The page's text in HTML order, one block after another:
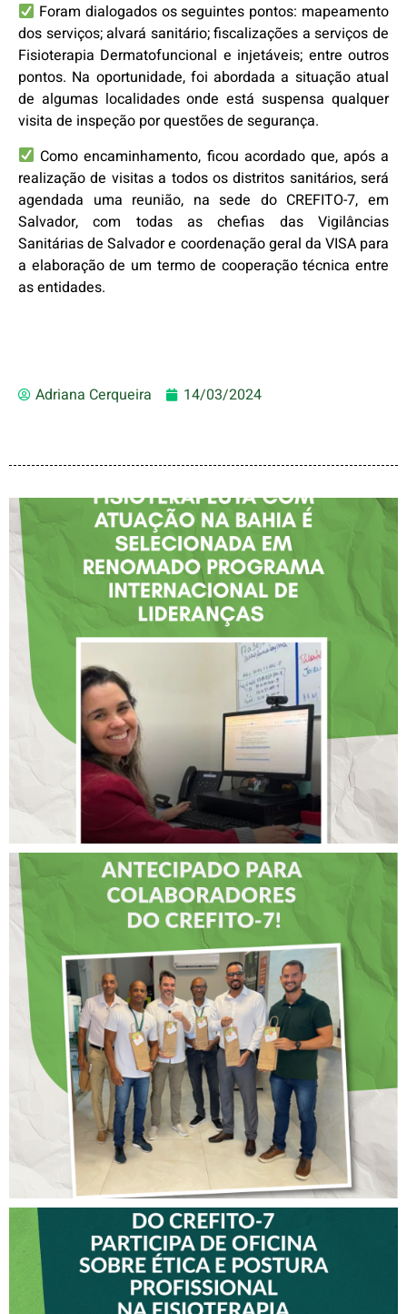
Foram dialogados os seguintes pontos: mapeamento
dos serviços; alvará sanitário; fiscalizações a serviços de
Fisioterapia Dermatofuncional e injetáveis; entre outros
pontos. Na oportunidade, foi abordada a situação atual
de algumas localidades onde está suspensa qualquer
visita de inspeção por questões de segurança.
Como encaminhamento, ficou acordado que, após a
realização de visitas a todos os distritos sanitários, será
agendada uma reunião, na sede do CREFITO-7, em
Salvador, com todas as chefias das Vigilâncias
Sanitárias de Salvador e coordenação geral da VISA para
a elaboração de um termo de cooperação técnica entre
as entidades.
Adriana Cerqueira 14/03/2024
FISIOTERAPEUTA COM
ATUAÇÃO NA BAHIA É
SELECIONADA EM
RENOMADO PROGRAMA
INTERNACIONAL DE
LIDERANÇAS
DIA DOS PAIS É
ANTECIPADO PARA
COLABORADORES DO
CREFITO-7
VICE-PRESIDENTE DO